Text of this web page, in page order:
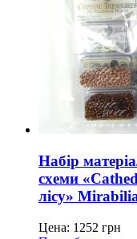
Набір
схеми
лісу»
Цена: 1252 грн